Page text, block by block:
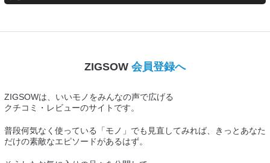
ZIGSOW 会員登録へ
ZIGSOWは、いいモノをみんなの声で広げる
クチコミ・レビューのサイトです。
普段何気なく使っている「モノ」でも見直してみれば、きっとあなた
だけの素敵なエピソードがあるはず。